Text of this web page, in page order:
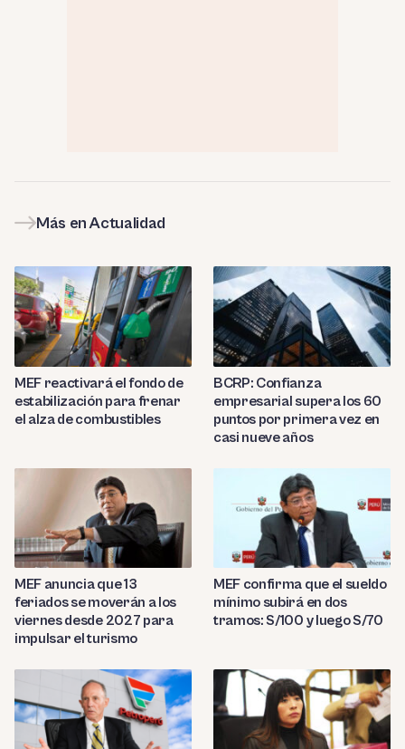
Más en Actualidad
MEF reactivará el fondo de
estabilización para frenar
el alza de combustibles
BCRP: Confianza
empresarial supera los 60
puntos por primera vez en
casi nueve años
MEF anuncia que 13
feriados se moverán a los
viernes desde 2027 para
impulsar el turismo
MEF confirma que el sueldo
mínimo subirá en dos
tramos: S/100 y luego S/70